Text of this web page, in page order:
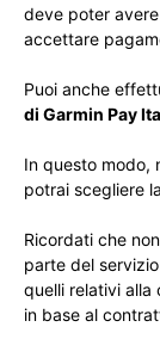
deve poter
accettare
Puoi anche
di Garmin Pay
In questo modo,
potrai scegliere
Ricordati che
parte del
quelli relativi alla
in base al